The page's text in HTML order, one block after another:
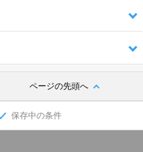
ページの先頭へ
保存中の条件